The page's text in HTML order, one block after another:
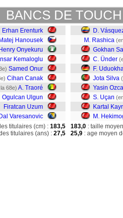
BANCS DE
Erhan Erenturk
Matej Hanousek
Henry Onyekuru
Kemaloglu
Samed Onur
Cihan Canak
68e) A. Traoré
Ogulcan Ulgun
Firatcan Uzum
Dal Varesanovic
D.
M. Rashica
Gokhan
C. Ünder
F.
Jota Silva
Yasin
S. Uçan
Kartal
M.
titulaires (cm) : 183,5
titulaires (ans) : 27,5
183,0 : taille
25,9 : age moyen